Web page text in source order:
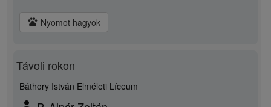
pets Nyomot hagyok
Távoli rokon
Báthory István Elméleti Líceum